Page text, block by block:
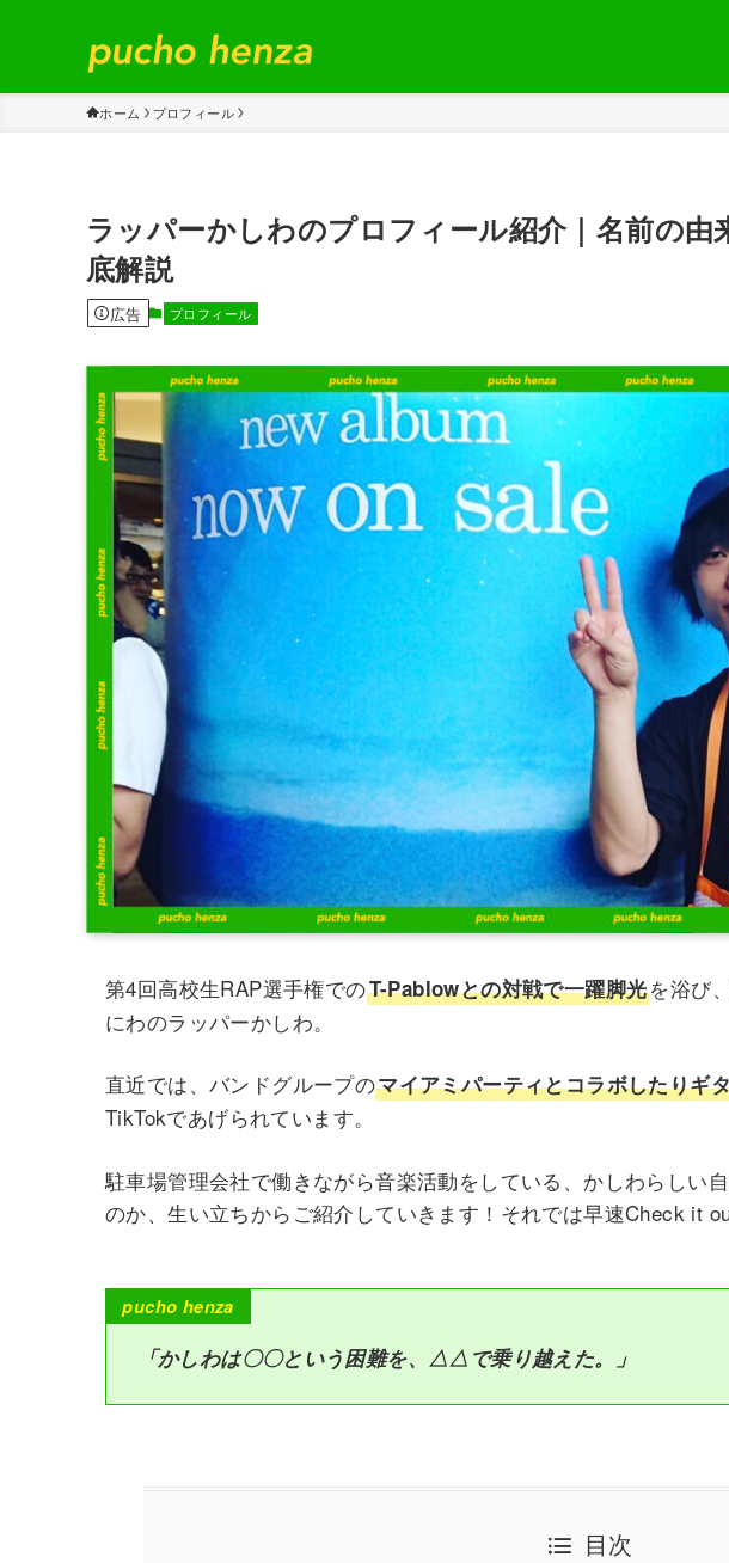
ホーム プロフィール
ラッパーかしわのプロフィール紹介｜名前の由
底解説
広告 プロフィール
第4回高校生RAP選手権でのT-Pablowとの対戦で一躍脚光を浴び
にわのラッパーかしわ。
直近では、バンドグループのマイアミパーティとコラボしたりギ
TikTokであげられています。
駐車場管理会社で働きながら音楽活動をしている、かしわらしい
のか、生い立ちからご紹介していきます！それでは早速Check it
pucho henza
「かしわは〇〇という困難を、△△で乗り越えた。」
目次